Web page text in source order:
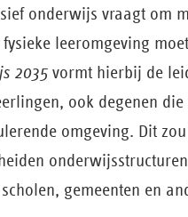
onderwijs vraagt om
leeromgeving
2035 vormt hierbij de
ook degenen
omgeving. Dit
gemeenten en